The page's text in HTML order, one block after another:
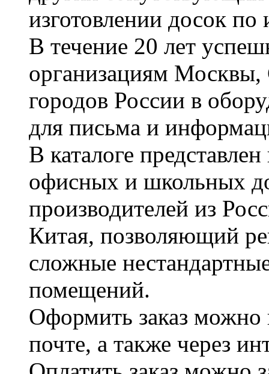
изготовлении досок по
В течение 20 лет
организациям Москвы,
городов России в
для письма и
В каталоге
офисных и школьных
производителей из
Китая, позволяющий
сложные
помещений.
Оформить заказ можно
почте, а также через